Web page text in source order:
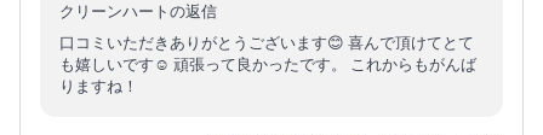
クリーンハートの返信
口コミいただきありがとうございます😊 喜んで頂けてとて
も嬉しいです☺️ 頑張って良かったです。 これからもがんば
りますね！